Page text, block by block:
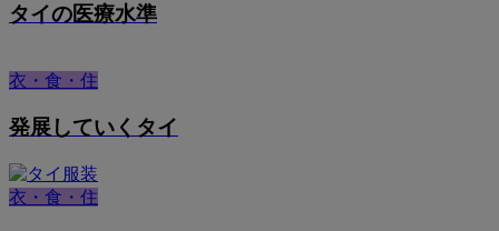
タイの医療水準
衣・食・住
発展していくタイ
衣・食・住